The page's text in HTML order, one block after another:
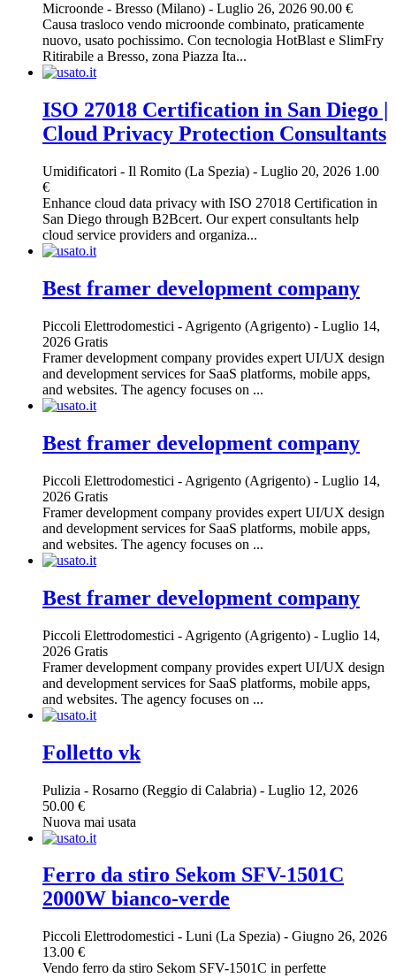
Microonde - Bresso (Milano) - Luglio 26, 2026 90.00 €
Causa trasloco vendo microonde combinato, praticamente
nuovo, usato pochissimo. Con tecnologia HotBlast e SlimFry
Ritirabile a Bresso, zona Piazza Ita...
ISO 27018 Certification in San Diego |
Cloud Privacy Protection Consultants
Umidificatori - Il Romito (La Spezia) - Luglio 20, 2026 1.00
€
Enhance cloud data privacy with ISO 27018 Certification in
San Diego through B2Bcert. Our expert consultants help
cloud service providers and organiza...
Best framer development company
Piccoli Elettrodomestici - Agrigento (Agrigento) - Luglio 14,
2026 Gratis
Framer development company provides expert UI/UX design
and development services for SaaS platforms, mobile apps,
and websites. The agency focuses on ...
Best framer development company
Piccoli Elettrodomestici - Agrigento (Agrigento) - Luglio 14,
2026 Gratis
Framer development company provides expert UI/UX design
and development services for SaaS platforms, mobile apps,
and websites. The agency focuses on ...
Best framer development company
Piccoli Elettrodomestici - Agrigento (Agrigento) - Luglio 14,
2026 Gratis
Framer development company provides expert UI/UX design
and development services for SaaS platforms, mobile apps,
and websites. The agency focuses on ...
Folletto vk
Pulizia - Rosarno (Reggio di Calabria) - Luglio 12, 2026
50.00 €
Nuova mai usata
Ferro da stiro Sekom SFV-1501C
2000W bianco-verde
Piccoli Elettrodomestici - Luni (La Spezia) - Giugno 26, 2026
13.00 €
Vendo ferro da stiro Sekom SFV-1501C in perfette